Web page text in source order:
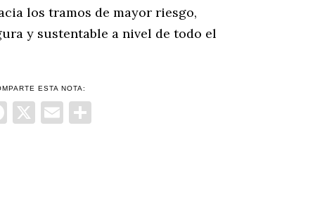
los tramos de mayor riesgo,
y sustentable a nivel de todo el
ESTA NOTA:
Facebook
X Email